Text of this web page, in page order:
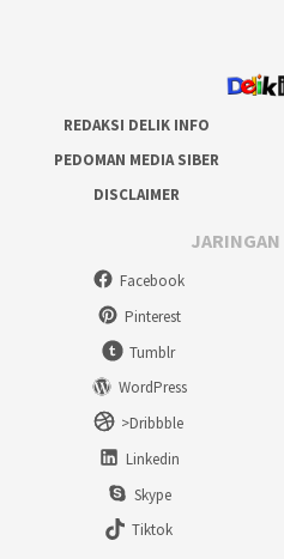
REDAKSI DELIK INFO
PEDOMAN MEDIA SIBER
DISCLAIMER
JARINGAN
Facebook
Pinterest
Tumblr
WordPress
>Dribbble
Linkedin
Skype
Tiktok